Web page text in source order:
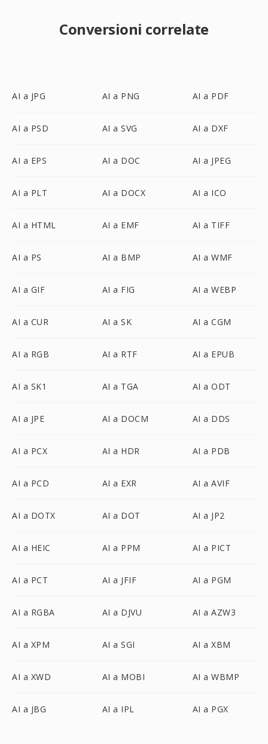
Conversioni correlate
AI a JPG AI a PNG AI a PDF
AI a PSD AI a SVG AI a DXF
AI a EPS AI a DOC AI a JPEG
AI a PLT AI a DOCX AI a ICO
AI a HTML AI a EMF AI a TIFF
AI a PS AI a BMP AI a WMF
AI a GIF AI a FIG AI a WEBP
AI a CUR AI a SK AI a CGM
AI a RGB AI a RTF AI a EPUB
AI a SK1 AI a TGA AI a ODT
AI a JPE AI a DOCM AI a DDS
AI a PCX AI a HDR AI a PDB
AI a PCD AI a EXR AI a AVIF
AI a DOTX AI a DOT AI a JP2
AI a HEIC AI a PPM AI a PICT
AI a PCT AI a JFIF AI a PGM
AI a RGBA AI a DJVU AI a AZW3
AI a XPM AI a SGI AI a XBM
AI a XWD AI a MOBI AI a WBMP
AI a JBG AI a IPL AI a PGX